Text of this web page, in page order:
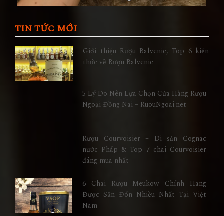
TIN TỨC MỚI
Giới thiệu Rượu Balvenie, Top 6 kiến
thức về Rượu Balvenie
5 Lý Do Nên Lựa Chọn Cửa Hàng Rượu
Ngoại Đồng Nai – RuouNgoai.net
Rượu Courvoisier – Di sản Cognac
nước Pháp & Top 7 chai Courvoisier
đáng mua nhất
6 Chai Rượu Meukow Chính Hãng
Được Săn Đón Nhiều Nhất Tại Việt
Nam